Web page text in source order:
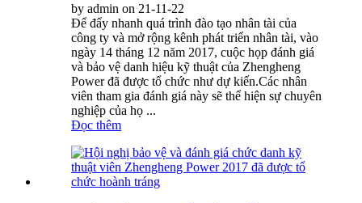
by admin on 21-11-22
Để đẩy nhanh quá trình đào tạo nhân tài của
công ty và mở rộng kênh phát triển nhân tài, vào
ngày 14 tháng 12 năm 2017, cuộc họp đánh giá
và bảo vệ danh hiệu kỹ thuật của Zhengheng
Power đã được tổ chức như dự kiến.Các nhân
viên tham gia đánh giá này sẽ thể hiện sự chuyên
nghiệp của họ ...
Đọc thêm